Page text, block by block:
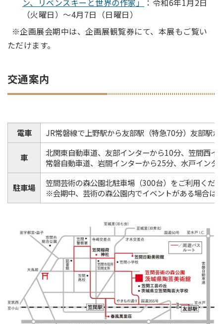
ン、リベンスキーと世界の作家」
：令和6年1月2日
（火曜日）～4月7日（日曜日）
※企画展会期中は、企画展観覧券にて、本展もご覧い
ただけます。
交通案内
電車 JR常磐線で上野駅から友部駅（特急70分）友部駅
車
北関東自動車道、友部インターから10分、笠間西イ
常磐自動車道、岩間インターから25分、水戸インタ
駐車場
笠間芸術の森公園北駐車場（300台）をご利用くだ
※会期中、芸術の森公園内でイベントがある場合は